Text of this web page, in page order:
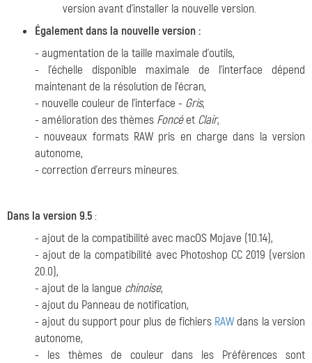
version avant d'installer la nouvelle version.
Également dans la nouvelle version :
- augmentation de la taille maximale d'outils,
- l'échelle disponible maximale de l'interface dépend
maintenant de la résolution de l'écran,
- nouvelle couleur de l'interface - Gris,
- amélioration des thèmes Foncéet Clair,
- nouveaux formats RAW pris en charge dans la version
autonome,
- correction d'erreurs mineures.
Dans la version 9.5:
- ajout de la compatibilité avec macOS Mojave (10.14),
- ajout de la compatibilité avec Photoshop CC 2019 (version
20.0),
- ajout de la langue chinoise,
- ajout du Panneau de notification,
- ajout du support pour plus de fichiers RAW dans la version
autonome,
- les thèmes de couleur dans les Préférences sont